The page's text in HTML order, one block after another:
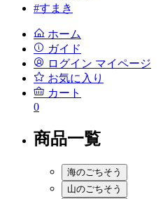
#すまき
ホーム
ガイド
ログイン マイページ
お気に入り
カート
0
商品一覧
海のごちそう
山のごちそう